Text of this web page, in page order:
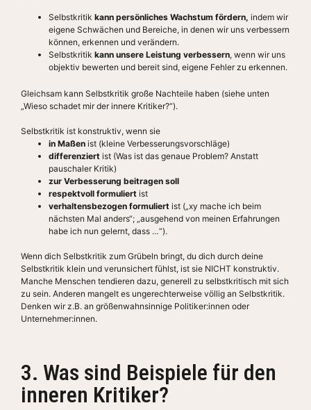
Selbstkritik kann persönliches Wachstum fördern, indem wir
eigene Schwächen und Bereiche, in denen wir uns verbessern
können, erkennen und verändern.
Selbstkritik kann unsere Leistung verbessern, wenn wir uns
objektiv bewerten und bereit sind, eigene Fehler zu erkennen.
Gleichsam kann Selbstkritik große Nachteile haben (siehe unten
„Wieso schadet mir der innere Kritiker?“).
Selbstkritik ist konstruktiv, wenn sie
in Maßen ist (kleine Verbesserungsvorschläge)
differenziert ist (Was ist das genaue Problem? Anstatt
pauschaler Kritik)
zur Verbesserung beitragen soll
respektvoll formuliert ist
verhaltensbezogen formuliert ist („xy mache ich beim
nächsten Mal anders“; „ausgehend von meinen Erfahrungen
habe ich nun gelernt, dass …“).
Wenn dich Selbstkritik zum Grübeln bringt, du dich durch deine
Selbstkritik klein und verunsichert fühlst, ist sie NICHT konstruktiv.
Manche Menschen tendieren dazu, generell zu selbstkritisch mit sich
zu sein. Anderen mangelt es ungerechterweise völlig an Selbstkritik.
Denken wir z.B. an größenwahnsinnige Politiker:innen oder
Unternehmer:innen.
3. Was sind Beispiele für den
inneren Kritiker?